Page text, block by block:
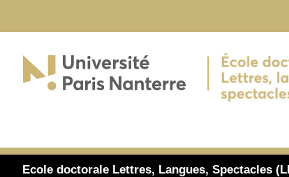
Ecole doctorale Lettres, Langues, Spectacles